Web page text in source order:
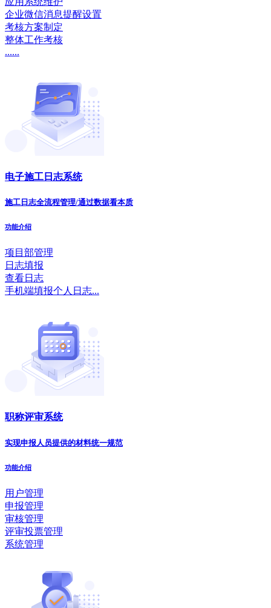
企业微信消息提醒设置
考核方案制定
整体工作考核
......
电子施工日志系统
施工日志全流程管理/通过数据看本质
功能介绍
项目部管理
日志填报
查看日志
手机端填报个人日志...
职称评审系统
实现申报人员提供的材料统一规范
功能介绍
用户管理
申报管理
审核管理
评审投票管理
系统管理